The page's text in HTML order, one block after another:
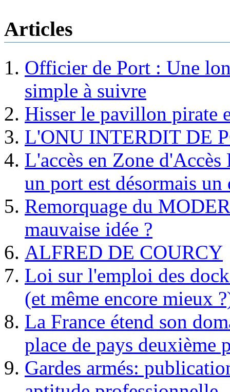
Articles
Officier de Port : Une
simple à suivre
Hisser le pavillon pirate
L'ONU INTERDIT DE
L'accès en Zone
un port est désormais un
Remorquage du
mauvaise idée ?
ALFRED DE COURCY
Loi sur l'emploi des
(et même encore mieux
La France étend son
place de pays deuxième
Gardes armés: